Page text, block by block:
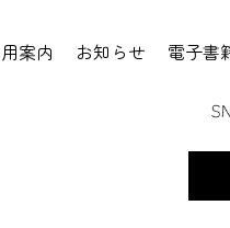
案内 お知らせ 電子書